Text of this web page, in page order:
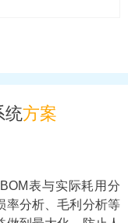
统方案
表与实际耗用分
率分析、毛利分析等